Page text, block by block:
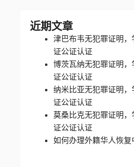
近期文章
津巴布韦无犯罪证明
证公证认证
博茨瓦纳无犯罪证明
证公证认证
纳米比亚无犯罪证明
证公证认证
莫桑比克无犯罪证明
证公证认证
如何办理外籍华人恢复